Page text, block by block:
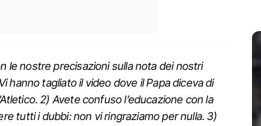
le nostre precisazioni sulla nota dei nostri
hanno tagliato il video dove il Papa diceva di
2) Avete confuso l’educazione con la
tutti i dubbi: non vi ringraziamo per nulla. 3)